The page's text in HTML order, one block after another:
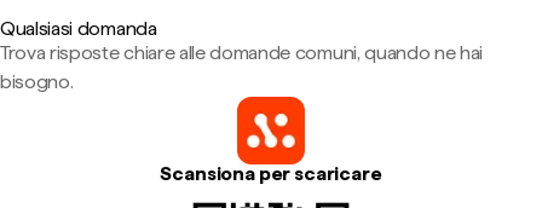
Qualsiasi domanda
Trova risposte chiare alle domande comuni, quando ne hai
bisogno.
Scansiona per scaricare